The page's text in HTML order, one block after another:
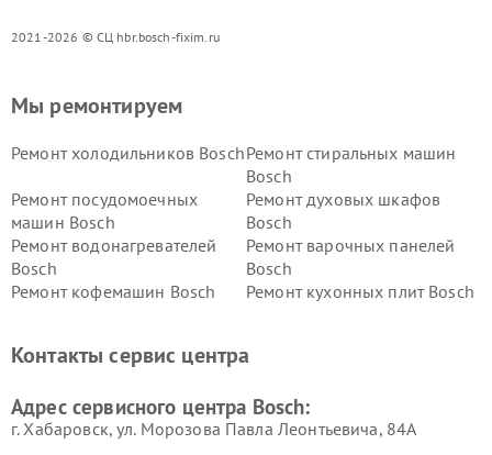
2021-2026 © СЦ hbr.bosch-fixim.ru
Мы ремонтируем
Ремонт холодильников BoschРемонт стиральных машин
Bosch
Ремонт посудомоечных
машин Bosch
Ремонт духовых шкафов
Bosch
Ремонт водонагревателей
Bosch
Ремонт варочных панелей
Bosch
Ремонт кофемашин Bosch
Ремонт кухонных плит Bosch
Ремонт сушильных автоматовРемонт морозильных камер
Контакты сервис центра
Адрес сервисного центра Bosch:
г. Хабаровск, ул. Морозова Павла Леонтьевича, 84А